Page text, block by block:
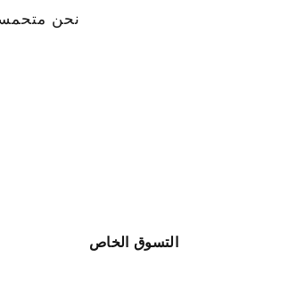
نحن
التسوق الخاص